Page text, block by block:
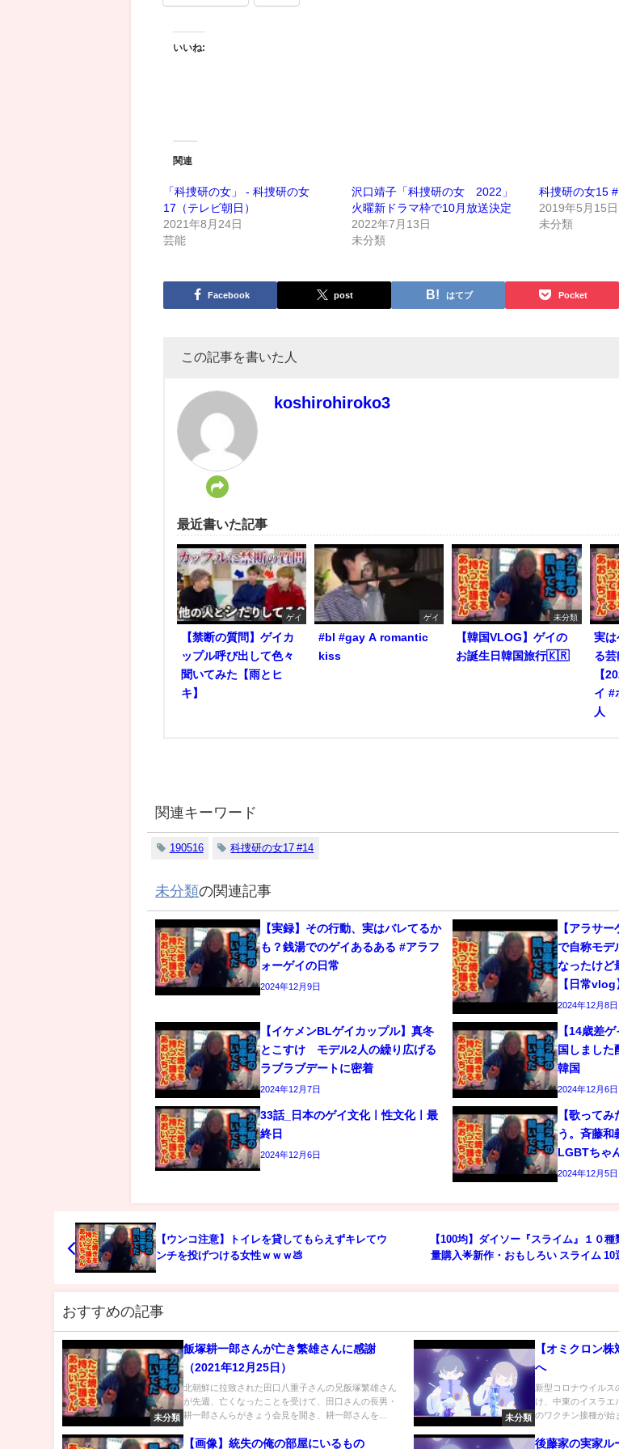
いいね:
関連
「科捜研の女」 - 科捜研の女
17（テレビ朝日）
2021年8月24日
芸能
沢口靖子「科捜研の女 2022」
火曜新ドラマ枠で10月放送決定
2022年7月13日
未分類
科捜研の女15
2019年5月15日
未分類
Facebook post はてブ Pocket
この記事を書いた人
koshirohiroko3
最近書いた記事
ゲイ
【禁断の質問】ゲイカ
ップル呼び出して色々
聞いてみた【雨とヒ
キ】
ゲイ
#bl #gay A romantic
kiss
未分類
【韓国VLOG】ゲイの
お誕生日韓国旅行🇰🇷
実は
る
【
イ #
人
関連キーワード
190516 科捜研の女17 #14
未分類の関連記事
【実録】その行動、実はバレてるか
も？銭湯でのゲイあるある #アラフ
ォーゲイの日常
2024年12月9日
【アラサ
で自称モデ
なったけど
【日常vlog
2024年12月8日
【イケメンBLゲイカップル】真冬
とこすけ モデル2人の繰り広げる
ラブラブデートに密着
2024年12月7日
【14歳差ゲ
国しまし
韓国
2024年12月6日
33話_日本のゲイ文化ㅣ性文化ㅣ最
終日
2024年12月6日
【歌ってみ
う。斉藤
LGBTちゃ
2024年12月5日
【ウンコ注意】トイレを貸してもらえずキレてウ
ンチを投げつける女性ｗｗｗ💩
【100均】ダイソー『スライム』１０種
量購入🌟新作・おもしろい スライム 10
おすすめの記事
未分類
飯塚耕一郎さんが亡き繁雄さんに感謝
（2021年12月25日）
北朝鮮に拉致された田口八重子さんの兄飯塚繁雄さん
が先週、亡くなったことを受けて、田口さんの長男・
耕一郎さんらがきょう会見を開き、耕一郎さんを...
未分類
【オミクロン
へ
新型コロナウイルス
け、中東のイスラエ
のワクチン接種が始
【画像】統失の俺の部屋にいるもの 後藤家の実家ル